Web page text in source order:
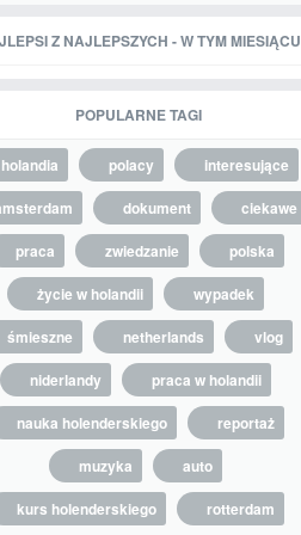
Z NAJLEPSZYCH - W TYM MIESIĄCU
POPULARNE TAGI
holandia polacy
interesujące
dokument
ciekawe
praca
zwiedzanie
polska
życie w holandii
wypadek
śmieszne
netherlands
vlog
niderlandy
praca w holandii
nauka holenderskiego
reportaż
muzyka
auto
kurs holenderskiego
rotterdam